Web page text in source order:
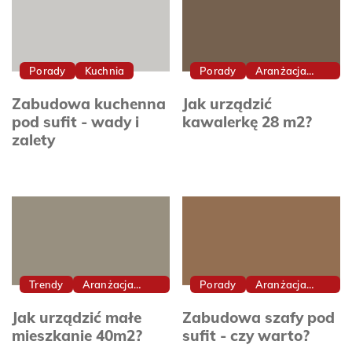
Porady Kuchnia
Zabudowa kuchenna
pod sufit - wady i
zalety
Porady
Aranżacja
Jak urządzić
kawalerkę 28 m2?
Trendy
Aranżacja
Jak urządzić małe
mieszkanie 40m2?
Porady
Aranżacja
Zabudowa szafy pod
sufit - czy warto?